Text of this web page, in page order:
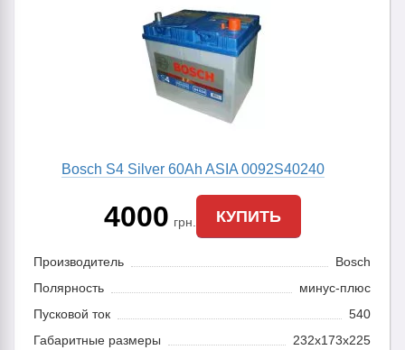
Bosch S4 Silver 60Ah ASIA 0092S40240
4000 грн. КУПИТЬ
Производитель
Bosch
Полярность
минус-плюс
Пусковой ток
540
Габаритные размеры
232x173x225